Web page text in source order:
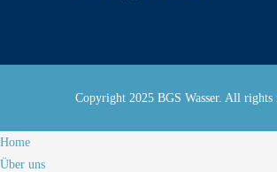
Copyright 2025 BGS Wasser. All rights
Home
Über uns